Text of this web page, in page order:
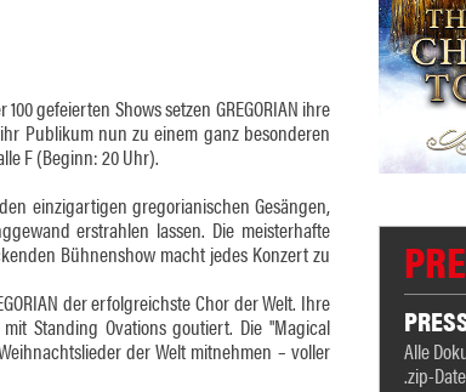
gefeierten Shows setzen GREGORIAN ihre
Publikum nun zu einem ganz besonderen
F (Beginn: 20 Uhr).
einzigartigen gregorianischen Gesängen,
erstrahlen lassen. Die meisterhafte
Bühnenshow macht jedes Konzert zu
der erfolgreichste Chor der Welt. Ihre
Standing Ovations goutiert. Die "Magical
der Welt mitnehmen – voller
Alle
.zip-